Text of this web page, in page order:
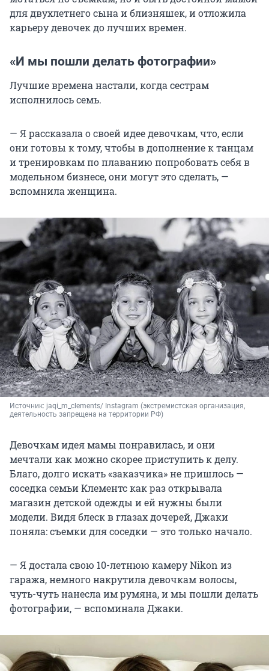
для двухлетнего сына и близняшек, и отложила
карьеру девочек до лучших времен.
«И мы пошли делать фотографии»
Лучшие времена настали, когда сестрам
исполнилось семь.
— Я рассказала о своей идее девочкам, что, если
они готовы к тому, чтобы в дополнение к танцам
и тренировкам по плаванию попробовать себя в
модельном бизнесе, они могут это сделать, —
вспомнила женщина.
Источник: jaqi_m_clements/ Instagram (экстремистская организация,
деятельность запрещена на территории РФ)
Девочкам идея мамы понравилась, и они
мечтали как можно скорее приступить к делу.
Благо, долго искать «заказчика» не пришлось —
соседка семьи Клементс как раз открывала
магазин детской одежды и ей нужны были
модели. Видя блеск в глазах дочерей, Джаки
поняла: съемки для соседки — это только начало.
— Я достала свою 10-летнюю камеру Nikon из
гаража, немного накрутила девочкам волосы,
чуть-чуть нанесла им румяна, и мы пошли делать
фотографии, — вспоминала Джаки.